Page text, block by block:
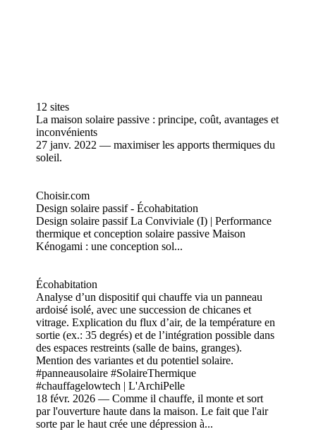
12 sites
La maison solaire passive : principe, coût, avantages et
inconvénients
27 janv. 2022 — maximiser les apports thermiques du
soleil.
Choisir.com
Design solaire passif - Écohabitation
Design solaire passif La Conviviale (I) | Performance
thermique et conception solaire passive Maison
Kénogami : une conception sol...
Écohabitation
Analyse d’un dispositif qui chauffe via un panneau
ardoisé isolé, avec une succession de chicanes et
vitrage. Explication du flux d’air, de la température en
sortie (ex.: 35 degrés) et de l’intégration possible dans
des espaces restreints (salle de bains, granges).
Mention des variantes et du potentiel solaire.
#panneausolaire #SolaireThermique
#chauffagelowtech | L'ArchiPelle
18 févr. 2026 — Comme il chauffe, il monte et sort
par l'ouverture haute dans la maison. Le fait que l'air
sorte par le haut crée une dépression à...